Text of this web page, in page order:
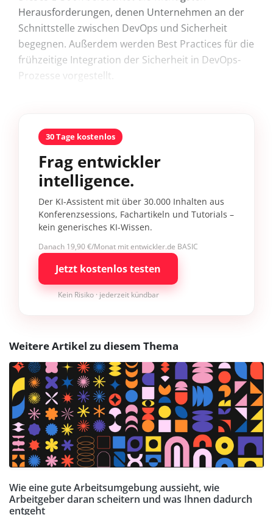
Herausforderungen, denen Unternehmen an der
Schnittstelle zwischen DevOps und Sicherheit
begegnen. Außerdem werden Best Practices für die
frühzeitige Integration der Sicherheit in DevOps-
Prozesse vorgestellt.
30 Tage kostenlos
Frag entwickler
intelligence.
Der KI-Assistent mit über 30.000 Inhalten aus
Konferenzsessions, Fachartikeln und Tutorials –
kein generisches KI-Wissen.
Danach 19,90 €/Monat mit entwickler.de BASIC
Jetzt kostenlos testen
Kein Risiko · jederzeit kündbar
Weitere Artikel zu diesem Thema
Wie eine gute Arbeitsumgebung aussieht, wie
Arbeitgeber daran scheitern und was Ihnen dadurch
entgeht